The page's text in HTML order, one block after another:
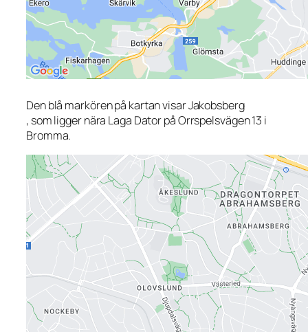
Den blå markören på kartan visar Jakobsberg
, som ligger nära Laga Dator på Orrspelsvägen 13 i
Bromma.